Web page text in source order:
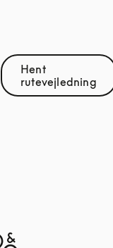
Hent
rutevejledning
Link